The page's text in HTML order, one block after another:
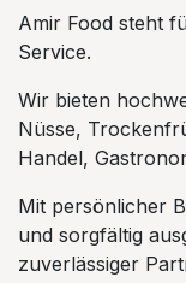
Amir Food steht
Service.
Wir bieten
Nüsse,
Handel,
Mit persönlicher
und sorgfältig
zuverlässiger